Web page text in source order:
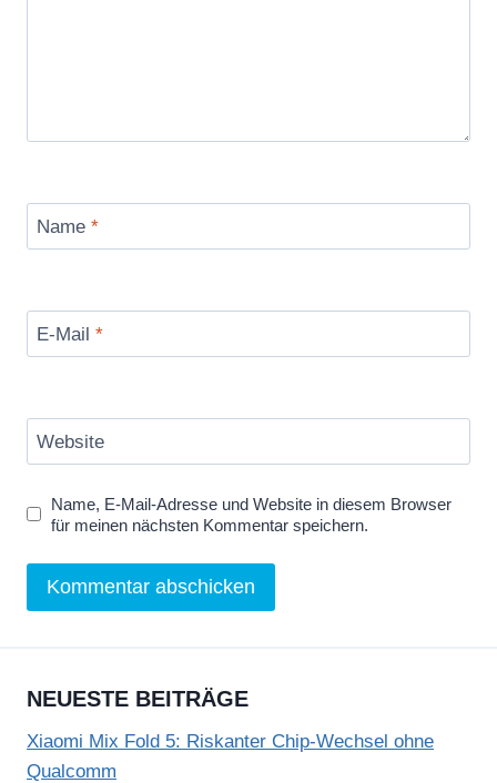
Name *
E-Mail *
Website
Name, E-Mail-Adresse und Website in diesem Browser
für meinen nächsten Kommentar speichern.
NEUESTE BEITRÄGE
Xiaomi Mix Fold 5: Riskanter Chip-Wechsel ohne
Qualcomm